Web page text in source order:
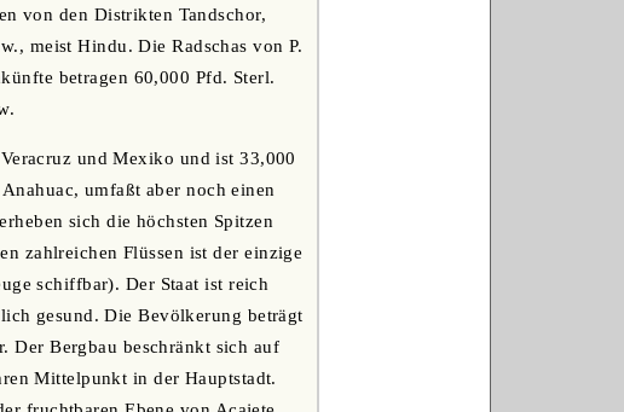
von den Distrikten Tandschor,
meist Hindu. Die Radschas von P.
betragen 60,000 Pfd. Sterl.
und Mexiko und ist 33,000
umfaßt aber noch einen
sich die höchsten Spitzen
zahlreichen Flüssen ist der einzige
schiffbar). Der Staat ist reich
gesund. Die Bevölkerung beträgt
Der Bergbau beschränkt sich auf
Mittelpunkt in der Hauptstadt.